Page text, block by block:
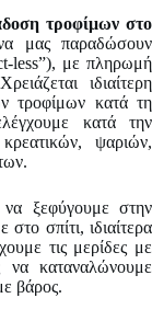
τροφίμων στο
μας παραδώσουν
less”), με πληρωμή
ιδιαίτερη
τροφίμων κατά τη
κατά την
ψαριών,
να ξεφύγουμε στην
σπίτι, ιδιαίτερα
τις μερίδες με
να καταναλώνουμε
βάρος.